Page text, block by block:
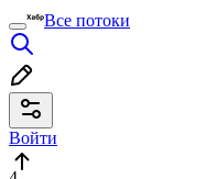
Все потоки
Войти